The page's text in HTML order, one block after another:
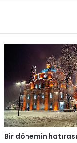
Bir dönemin hatırası